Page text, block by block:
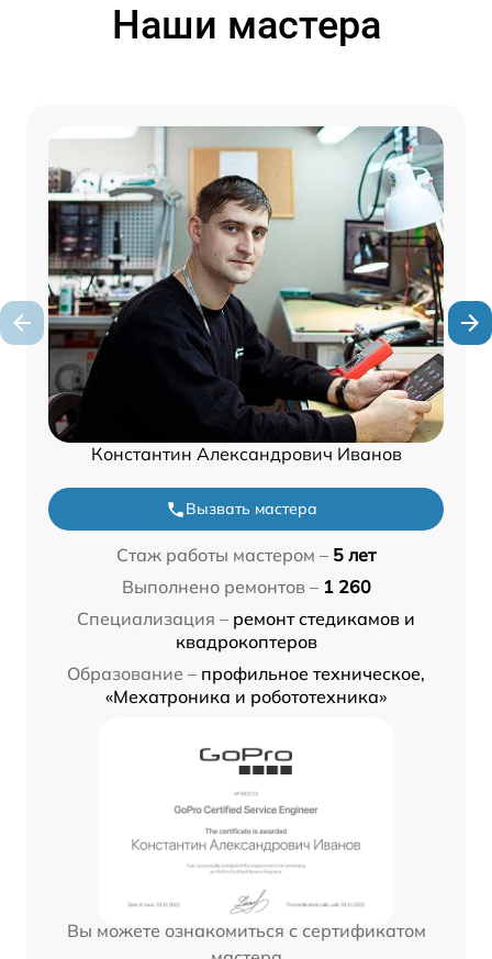
Наши мастера
Константин Александрович Иванов
Вызвать мастера
Стаж работы мастером – 5 лет
Выполнено ремонтов – 1 260
Специализация – ремонт стедикамов и
квадрокоптеров
Образование – профильное техническое,
«Мехатроника и робототехника»
Вы можете ознакомиться с сертификатом